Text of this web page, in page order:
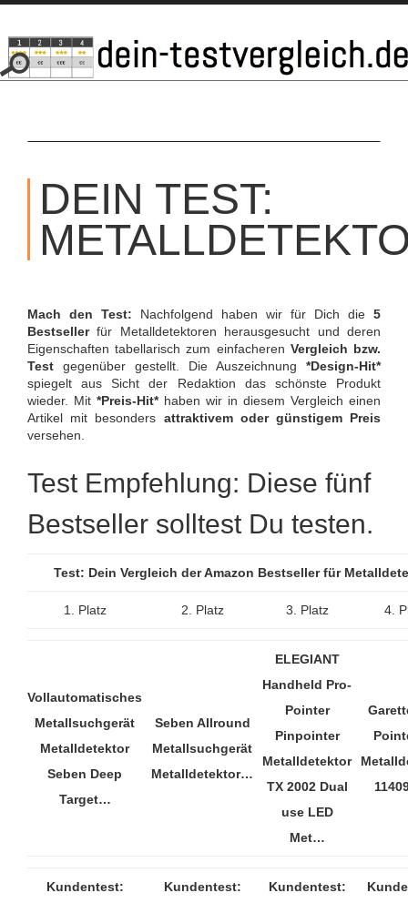
SKIP
CONTENT
DEIN TEST:
Mach den Test: Nachfolgend haben wir für Dich die 5
Bestsellerfür Metalldetektoren herausgesucht und deren
Eigenschaften tabellarisch zum einfacheren Vergleich bzw.
Test gegenüber gestellt. Die Auszeichnung *Design-Hit*
spiegelt aus Sicht der Redaktion das schönste Produkt
wieder. Mit *Preis-Hit*haben wir in diesem Vergleich einen
Artikel mit besonders attraktivem oder günstigem Preis
versehen.
Test Empfehlung: Diese fünf
Bestseller solltest Du testen.
Test: Dein Vergleich der Amazon Bestseller für
1. Platz 2. Platz 3. Platz 4.
Vollautomatisches
Metallsuchgerät
Metalldetektor
Seben Deep
Target…
Seben Allround
Metallsuchgerät
Metalldetektor…
ELEGIANT
Handheld Pro-
Pointer
Pinpointer
Metalldetektor
TX 2002 Dual
use LED
Met…
Kundentest:
Kundentest:
Kundentest: